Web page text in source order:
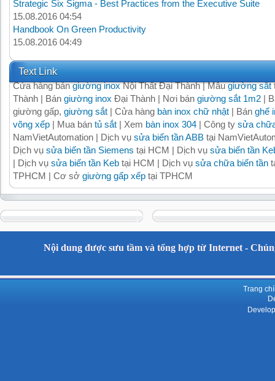
Strategic Six Sigma - Best Practices from the Executive Suite
15.08.2016 04:54
Handbook On Green Productivity
15.08.2016 04:49
Text Link
Cửa hàng bángiường inoxNội Thất Đại Thành | Mẫugiường sắt
Thành | Bán giường inox Đại Thành | Nơi bán giường sắt 1m2 |
giường gấp, giường sắt | Cửa hàng bàn inox chữ nhật | Bán ghế
võng xếp | Mua bán tủ sắt | Xem bàn inox 304 | Công ty sửa
NamVietAutomation | Dịch vụ sửa biến tần ABB tại
Dịch vụ sửa biến tần Siemens tại HCM | Dịch vụ sửa biến tần
| Dịch vụ sửa biến tần Keb tại HCM | Dịch vụ sửa chữa biến tần
TPHCM | Cơ sở giường gấp xếp tại TPHCM
Nội dung được sưu tầm và tổng hợp từ Internet -
Trang